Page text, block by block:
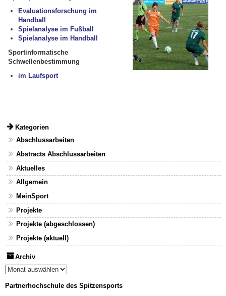
Evaluationsforschung im
Handball
Spielanalyse im Fußball
Spielanalyse im Handball
Sportinformatische
Schwellenbestimmung
im Laufsport
Kategorien
Abschlussarbeiten
Abstracts Abschlussarbeiten
Aktuelles
Allgemein
MeinSport
Projekte
Projekte (abgeschlossen)
Projekte (aktuell)
Archiv
Archiv
Partnerhochschule des Spitzensports